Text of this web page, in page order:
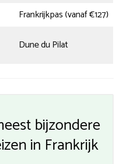
Frankrijkpas (vanaf €127)
Dune du Pilat
bijzondere
in Frankrijk